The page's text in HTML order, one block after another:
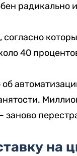
радикально
40
заново
на